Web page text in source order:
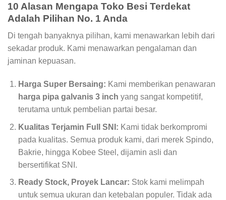
10 Alasan Mengapa Toko Besi Terdekat
Adalah Pilihan No. 1 Anda
Di tengah banyaknya pilihan, kami menawarkan lebih dari
sekadar produk. Kami menawarkan pengalaman dan
jaminan kepuasan.
Harga Super Bersaing: Kami memberikan penawaran
harga pipa galvanis 3 inch yang sangat kompetitif,
terutama untuk pembelian partai besar.
Kualitas Terjamin Full SNI: Kami tidak berkompromi
pada kualitas. Semua produk kami, dari merek Spindo,
Bakrie, hingga Kobee Steel, dijamin asli dan
bersertifikat SNI.
Ready Stock, Proyek Lancar: Stok kami melimpah
untuk semua ukuran dan ketebalan populer. Tidak ada